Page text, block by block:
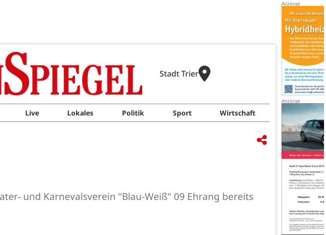
Stadt Trier
Live Lokales Politik Sport Wirtschaft
und Karnevalsverein "Blau-Weiß" 09 Ehrang bereits